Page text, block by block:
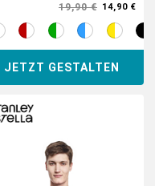
19,90 € 14,90 €
JETZT GESTALTEN